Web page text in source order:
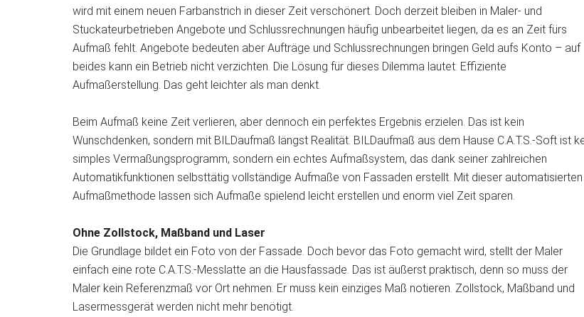
wird mit einem neuen Farbanstrich in dieser Zeit verschönert. Doch derzeit bleiben in Maler- und
Stuckateurbetrieben Angebote und Schlussrechnungen häufig unbearbeitet liegen, da es an Zeit fürs
Aufmaß fehlt. Angebote bedeuten aber Aufträge und Schlussrechnungen bringen Geld aufs Konto – auf
beides kann ein Betrieb nicht verzichten. Die Lösung für dieses Dilemma lautet: Effiziente
Aufmaßerstellung. Das geht leichter als man denkt.
Beim Aufmaß keine Zeit verlieren, aber dennoch ein perfektes Ergebnis erzielen. Das ist kein
Wunschdenken, sondern mit BILDaufmaß längst Realität. BILDaufmaß aus dem Hause C.A.T.S.-Soft ist
simples Vermaßungsprogramm, sondern ein echtes Aufmaßsystem, das dank seiner zahlreichen
Automatikfunktionen selbsttätig vollständige Aufmaße von Fassaden erstellt. Mit dieser automatisierten
Aufmaßmethode lassen sich Aufmaße spielend leicht erstellen und enorm viel Zeit sparen.
Ohne Zollstock, Maßband und Laser
Die Grundlage bildet ein Foto von der Fassade. Doch bevor das Foto gemacht wird, stellt der Maler
einfach eine rote C.A.T.S.-Messlatte an die Hausfassade. Das ist äußerst praktisch, denn so muss der
Maler kein Referenzmaß vor Ort nehmen. Er muss kein einziges Maß notieren. Zollstock, Maßband und
Lasermessgerät werden nicht mehr benötigt.